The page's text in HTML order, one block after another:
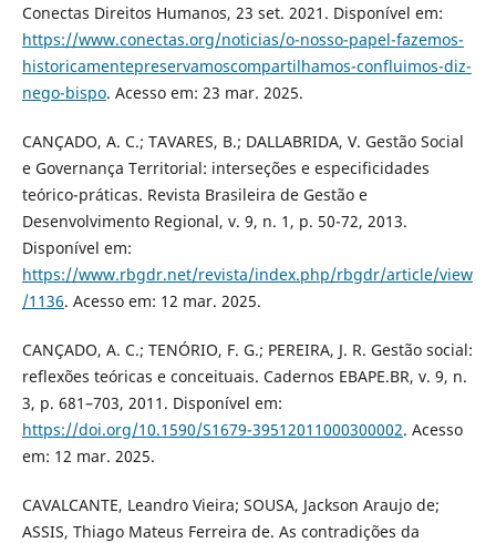
Conectas Direitos Humanos, 23 set. 2021. Disponível em:
https://www.conectas.org/noticias/o-nosso-papel-fazemos-
historicamentepreservamoscompartilhamos-confluimos-diz-
nego-bispo. Acesso em: 23 mar. 2025.
CANÇADO, A. C.; TAVARES, B.; DALLABRIDA, V. Gestão Social
e Governança Territorial: interseções e especificidades
teórico-práticas. Revista Brasileira de Gestão e
Desenvolvimento Regional, v. 9, n. 1, p. 50-72, 2013.
Disponível em:
https://www.rbgdr.net/revista/index.php/rbgdr/article/view
/1136. Acesso em: 12 mar. 2025.
CANÇADO, A. C.; TENÓRIO, F. G.; PEREIRA, J. R. Gestão social:
reflexões teóricas e conceituais. Cadernos EBAPE.BR, v. 9, n.
3, p. 681–703, 2011. Disponível em:
https://doi.org/10.1590/S1679-39512011000300002. Acesso
em: 12 mar. 2025.
CAVALCANTE, Leandro Vieira; SOUSA, Jackson Araujo de;
ASSIS, Thiago Mateus Ferreira de. As contradições da